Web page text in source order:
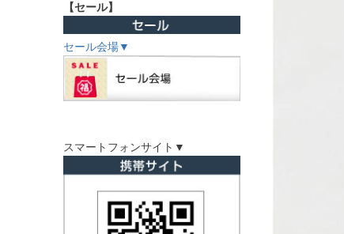
【セール】
セール会場▼
スマートフォンサイト▼